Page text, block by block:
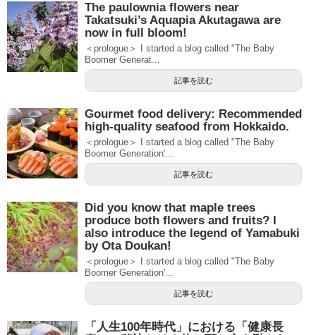
The paulownia flowers near
Takatsuki’s Aquapia Akutagawa are
now in full bloom!
＜prologue＞ I started a blog called "The Baby
Boomer Generat...
記事を読む
Gourmet food delivery: Recommended
high-quality seafood from Hokkaido.
＜prologue＞ I started a blog called "The Baby
Boomer Generation'...
記事を読む
Did you know that maple trees
produce both flowers and fruits? I
also introduce the legend of Yamabuki
by Ota Doukan!
＜prologue＞ I started a blog called "The Baby
Boomer Generation'...
記事を読む
「人生100年時代」における「健康長